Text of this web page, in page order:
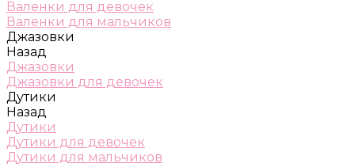
Валенки для девочек
Валенки для мальчиков
Джазовки
Назад
Джазовки
Джазовки для девочек
Дутики
Назад
Дутики
Дутики для девочек
Дутики для мальчиков